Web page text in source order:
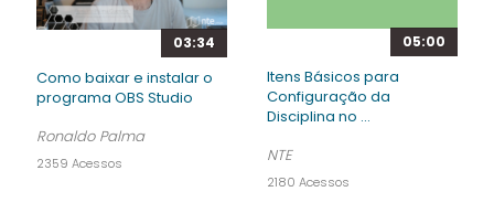
03:34
Como baixar e instalar o
programa OBS Studio
Ronaldo Palma
2359 Acessos
05:00
Itens Básicos para
Configuração da
Disciplina no ...
NTE
2180 Acessos